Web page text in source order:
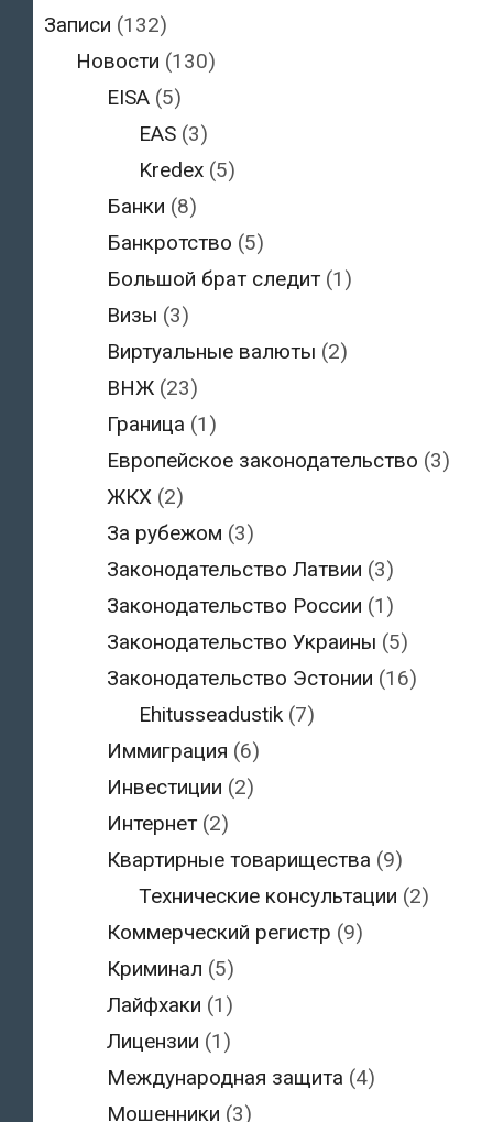
Записи (132)
Новости (130)
EISA (5)
EAS(3)
Kredex(5)
Банки (8)
Банкротство (5)
Большой брат следит (1)
Визы (3)
Виртуальные валюты (2)
ВНЖ (23)
Граница (1)
Европейское законодательство (3)
ЖКХ (2)
За рубежом (3)
Законодательство Латвии (3)
Законодательство России (1)
Законодательство Украины (5)
Законодательство Эстонии (16)
Ehitusseadustik(7)
Иммиграция (6)
Инвестиции (2)
Интернет (2)
Квартирные товарищества (9)
Технические консультации (2)
Коммерческий регистр (9)
Криминал (5)
Лайфхаки (1)
Лицензии (1)
Международная защита (4)
Мошенники (3)